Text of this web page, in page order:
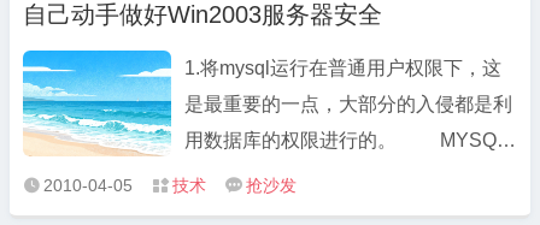
service udp-samll-servers 3 禁止
Finger服务。 Router(Config)# no ip f ...
自己动手做好Win2003服务器安全
1.将mysql运行在普通用户权限下，这
是最重要的一点，大部分的入侵都是利
用数据库的权限进行的。 MYSQL
的降权运行 新建立一个用户比如
mysqlstart net user mysqlstart
 2010-04-05  技术  抢沙发